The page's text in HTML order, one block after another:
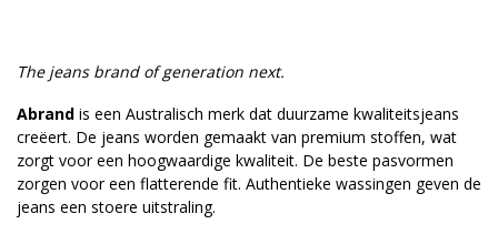
The jeans brand of generation next.
Abrand is een Australisch merk dat duurzame kwaliteitsjeans
creëert. De jeans worden gemaakt van premium stoffen, wat
zorgt voor een hoogwaardige kwaliteit. De beste pasvormen
zorgen voor een flatterende fit. Authentieke wassingen geven de
jeans een stoere uitstraling.